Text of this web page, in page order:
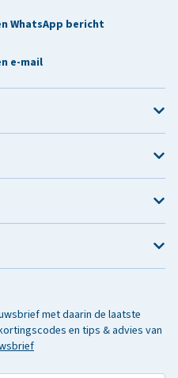
WhatsApp bericht
e-mail
met daarin de laatste
en tips & advies van